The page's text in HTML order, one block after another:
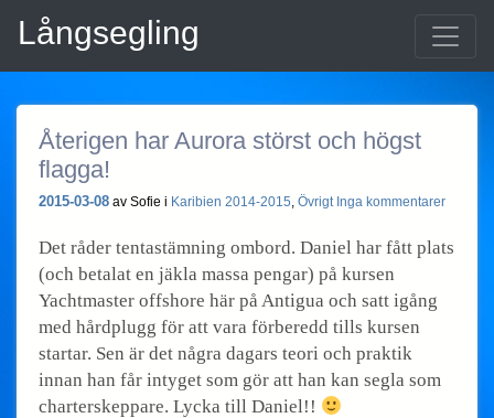
Långsegling
Återigen har Aurora störst och högst
flagga!
2015-03-08 av Sofie i Karibien 2014-2015, Övrigt Inga kommentarer
Det råder tentastämning ombord. Daniel har fått plats
(och betalat en jäkla massa pengar) på kursen
Yachtmaster offshore här på Antigua och satt igång
med hårdplugg för att vara förberedd tills kursen
startar. Sen är det några dagars teori och praktik
innan han får intyget som gör att han kan segla som
charterskeppare. Lycka till Daniel!!